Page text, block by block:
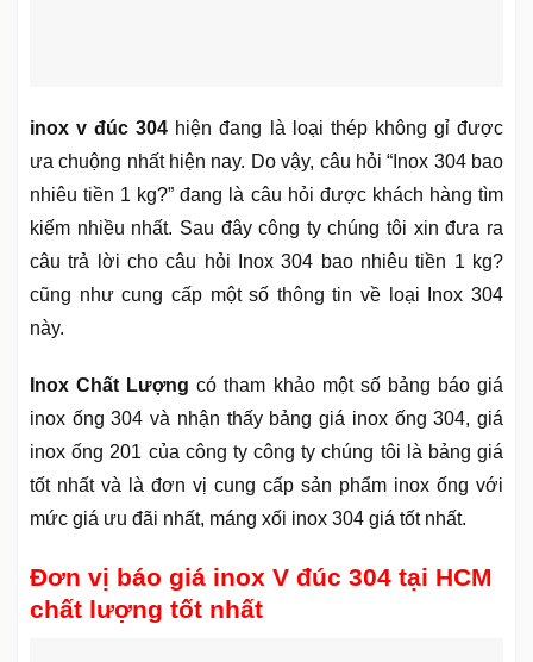
inox v đúc 304 hiện đang là loại thép không gỉ được
ưa chuộng nhất hiện nay. Do vậy, câu hỏi “Inox 304 bao
nhiêu tiền 1 kg?” đang là câu hỏi được khách hàng tìm
kiếm nhiều nhất. Sau đây công ty chúng tôi xin đưa ra
câu trả lời cho câu hỏi Inox 304 bao nhiêu tiền 1 kg?
cũng như cung cấp một số thông tin về loại Inox 304
này.
Inox Chất Lượng có tham khảo một số bảng báo giá
inox ống 304 và nhận thấy bảng giá inox ống 304, giá
inox ống 201 của công ty công ty chúng tôi là bảng giá
tốt nhất và là đơn vị cung cấp sản phẩm inox ống với
mức giá ưu đãi nhất, máng xối inox 304 giá tốt nhất.
Đơn vị báo giá inox V đúc 304 tại HCM
chất lượng tốt nhất